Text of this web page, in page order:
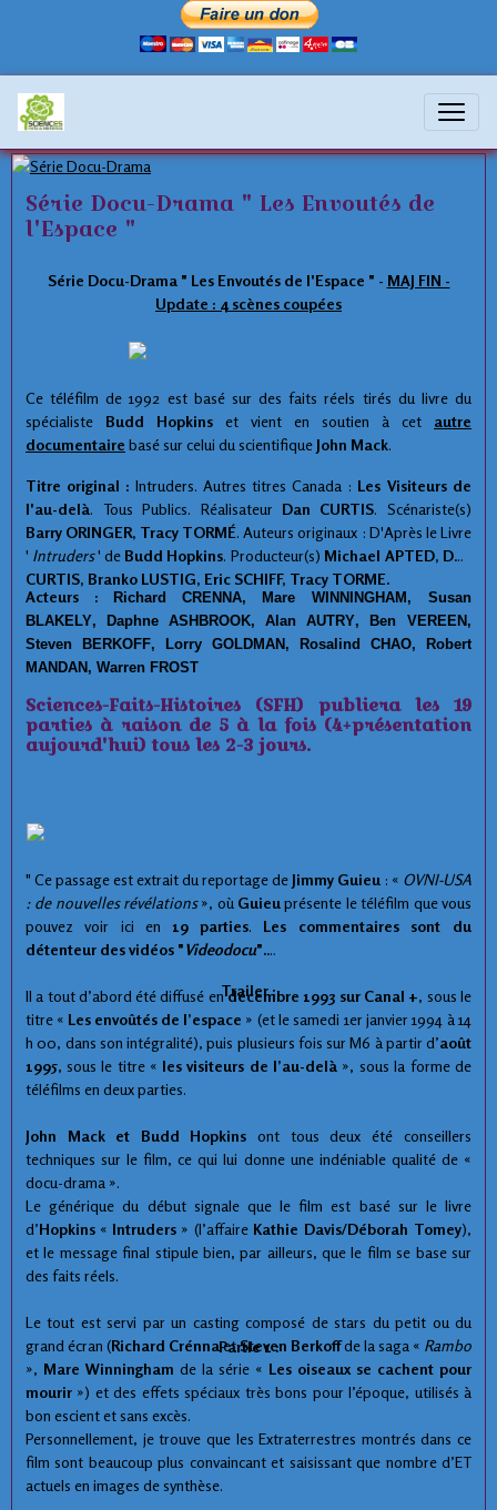
séries
Série Docu-Drama " Les Envoutés de
l'Espace "
Série Docu-Drama " Les Envoutés de l'Espace " - MAJ FIN -
Update : 4 scènes coupées
Ce téléfilm de 1992 est basé sur des faits réels tirés du livre du
spécialiste Budd Hopkins et vient en soutien à cet autre
documentaire basé sur celui du scientifique John Mack.
Titre original : Intruders. Autres titres Canada : Les Visiteurs de
l'au-delà. Tous Publics. Réalisateur Dan CURTIS. Scénariste(s)
Barry ORINGER, Tracy TORMÉ. Auteurs originaux : D'Après le Livre
' Intruders' de Budd Hopkins. Producteur(s) Michael APTED, Dan
CURTIS, Branko LUSTIG, Eric SCHIFF, Tracy TORME.
Acteurs :
Richard CRENNA, Mare WINNINGHAM , Susan
BLAKELY, Daphne ASHBROOK, Alan AUTRY, Ben VEREEN ,
Steven BERKOFF, Lorry GOLDMAN , Rosalind CHAO,
Robert
MANDAN , Warren FROST
Sciences-Faits-Histoires (SFH) publiera les 19
parties à raison de 5 à la fois (4+présentation
aujourd'hui) tous les 2-3 jours.
" Ce passage est extrait du reportage de Jimmy Guieu : « OVNI-USA
: de nouvelles révélations», où Guieuprésente le téléfilm que vous
pouvez voir ici en 19 parties. Les commentaires sont du
détenteur des vidéos "Videodocu".
Il a tout d’abord été diffusé endécembre 1993 sur Canal +, sous le
titre « Les envoûtés de l’espace » (et le samedi 1er janvier 1994 à 14
h 00, dans son intégralité), puis plusieurs fois sur M6 à partir d’août
1995, sous le titre « les visiteurs de l’au-delà », sous la forme de
téléfilms en deux parties.
John Mack et Budd Hopkins ont tous deux été conseillers
techniques sur le film, ce qui lui donne une indéniable qualité de «
docu-drama ».
Le générique du début signale que le film est basé sur le livre
d’Hopkins « Intruders » (l’affaire Kathie Davis/Déborah Tomey),
et le message final stipule bien, par ailleurs, que le film se base sur
des faits réels.
Le tout est servi par un casting composé de stars du petit ou du
grand écran (Richard CrénnaetSteven Berkoffde la saga « Rambo
», Mare Winningham de la série « Les oiseaux se cachent pour
mourir ») et des effets spéciaux très bons pour l’époque, utilisés à
bon escient et sans excès.
Personnellement, je trouve que les Extraterrestres montrés dans ce
film sont beaucoup plus convaincant et saisissant que nombre d’ET
actuels en images de synthèse.
Trailer :
Partie 1 :